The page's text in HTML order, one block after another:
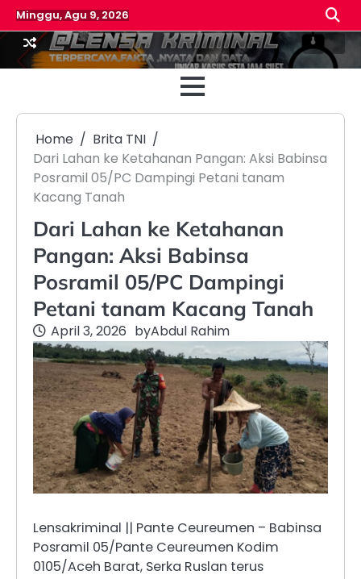
Skip
to
content
Minggu, Agu 9, 2026
Beranda
Home
Brita TNI
Dari Lahan ke Ketahanan Pangan: Aksi Babinsa
Posramil 05/PC Dampingi Petani tanam
Kacang Tanah
Dari Lahan ke Ketahanan
Pangan: Aksi Babinsa
Posramil 05/PC Dampingi
Petani tanam Kacang Tanah
April 3, 2026 byAbdul Rahim
Lensakriminal || Pante Ceureumen – Babinsa
Posramil 05/Pante Ceureumen Kodim
0105/Aceh Barat, Serka Ruslan terus